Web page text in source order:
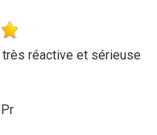
réactive et sérieuse